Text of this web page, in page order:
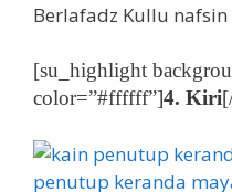
Berlafadz Kullu
[su_highlight
color=”#ffffff”]4. Kiri